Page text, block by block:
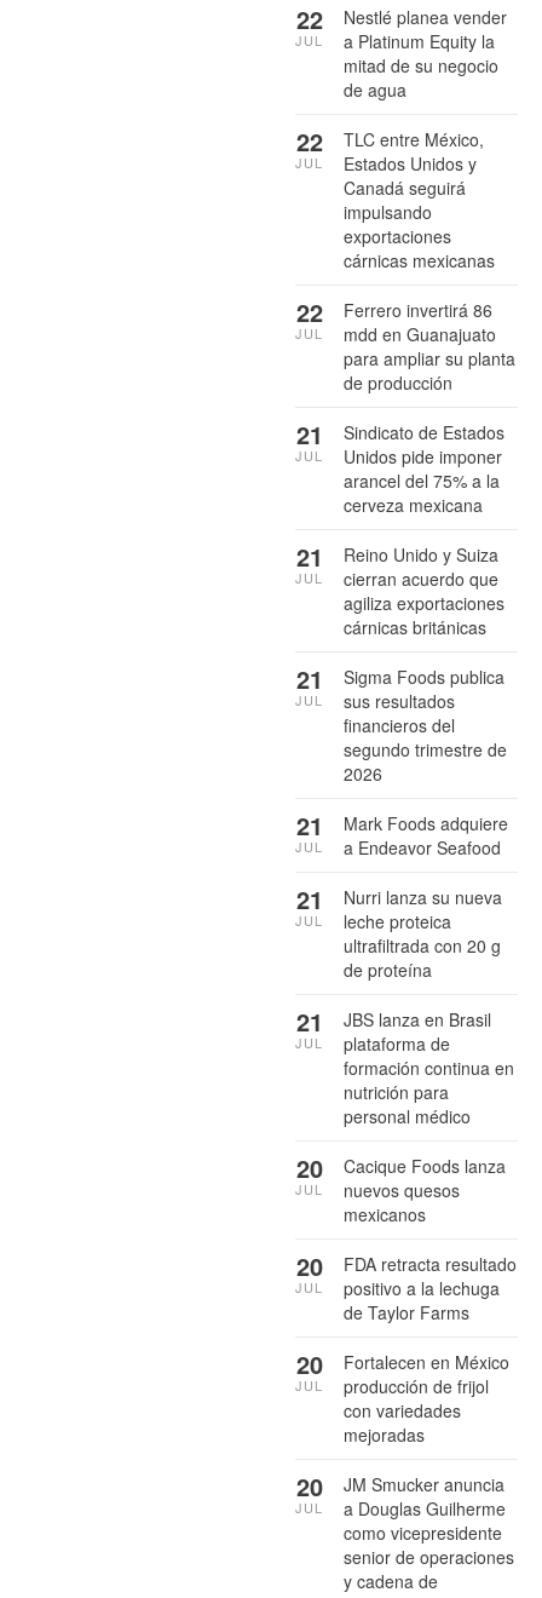
Nestlé planea vender
a Platinum Equity la
mitad de su negocio
de agua
22
JUL
TLC entre México,
Estados Unidos y
Canadá seguirá
impulsando
exportaciones
cárnicas mexicanas
22
JUL
Ferrero invertirá 86
mdd en Guanajuato
para ampliar su planta
de producción
22
JUL
Sindicato de Estados
Unidos pide imponer
arancel del 75% a la
cerveza mexicana
21
JUL
Reino Unido y Suiza
cierran acuerdo que
agiliza exportaciones
cárnicas británicas
21
JUL
Sigma Foods publica
sus resultados
financieros del
segundo trimestre de
2026
21
JUL
Mark Foods adquiere
a Endeavor Seafood
21
JUL
Nurri lanza su nueva
leche proteica
ultrafiltrada con 20 g
de proteína
21
JUL
JBS lanza en Brasil
plataforma de
formación continua en
nutrición para
personal médico
21
JUL
Cacique Foods lanza
nuevos quesos
mexicanos
20
JUL
FDA retracta resultado
positivo a la lechuga
de Taylor Farms
20
JUL
Fortalecen en México
producción de frijol
con variedades
mejoradas
20
JUL
JM Smucker anuncia
a Douglas Guilherme
como vicepresidente
senior de operaciones
y cadena de
20
JUL